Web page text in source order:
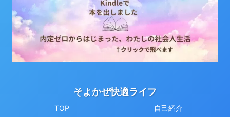
そよかぜ快適ライフ
TOP 自己紹介